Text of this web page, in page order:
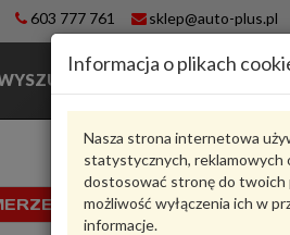
603 777 761 sklep@auto-plus.pl
Informacja o plikach
Nasza strona internetowa
statystycznych, reklamowych
dostosować stronę do twoich
możliwość wyłączenia ich w
informacje.
VIN
Karta